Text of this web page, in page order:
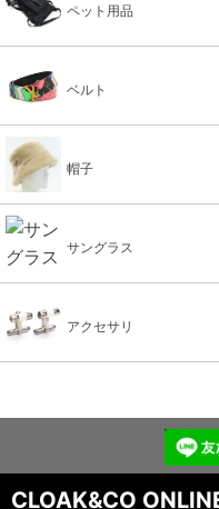
ペット用品
ベルト
帽子
サングラス
アクセサリ
CLOAK&CO